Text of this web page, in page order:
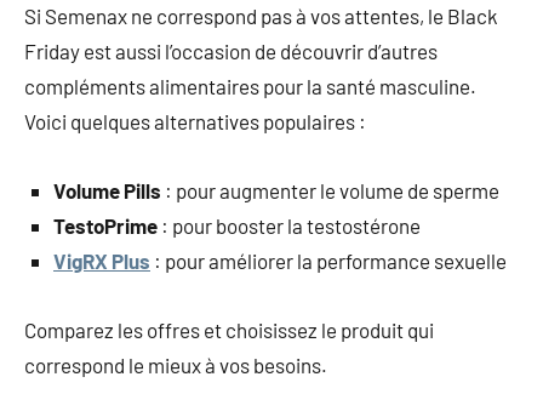
Si Semenax ne correspond pas à vos attentes, le Black
Friday est aussi l’occasion de découvrir d’autres
compléments alimentaires pour la santé masculine.
Voici quelques alternatives populaires :
Volume Pills : pour augmenter le volume de sperme
TestoPrime : pour booster la testostérone
VigRX Plus : pour améliorer la performance sexuelle
Comparez les offres et choisissez le produit qui
correspond le mieux à vos besoins.